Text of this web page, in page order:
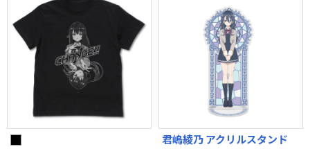
君嶋綾乃 アクリルスタンド